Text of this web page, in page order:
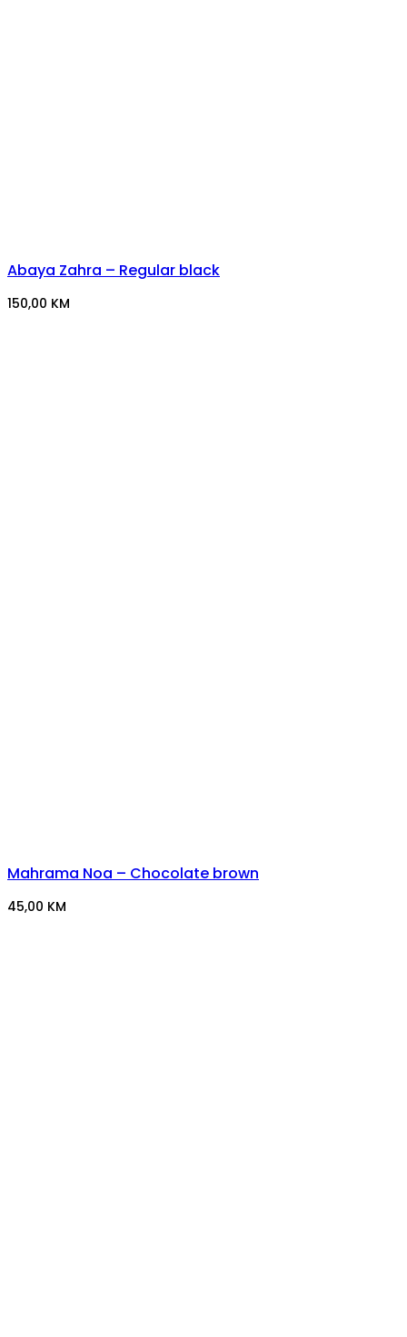
Abaya Zahra – Regular black
150,00 KM
Mahrama Noa – Chocolate brown
45,00 KM